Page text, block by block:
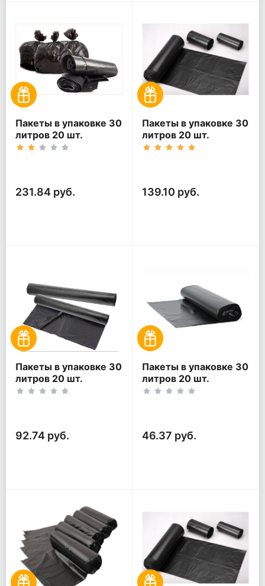
Пакеты в упаковке 30
литров 20 шт.
(20шт*5рул)
231.84 руб.
Пакеты в упаковке 30
литров 20 шт.
(20шт*3рул)
139.10 руб.
Пакеты в упаковке 30
литров 20 шт.
(20шт*2рул)
92.74 руб.
Пакеты в упаковке 30
литров 20 шт.
(20шт*1рул)
46.37 руб.